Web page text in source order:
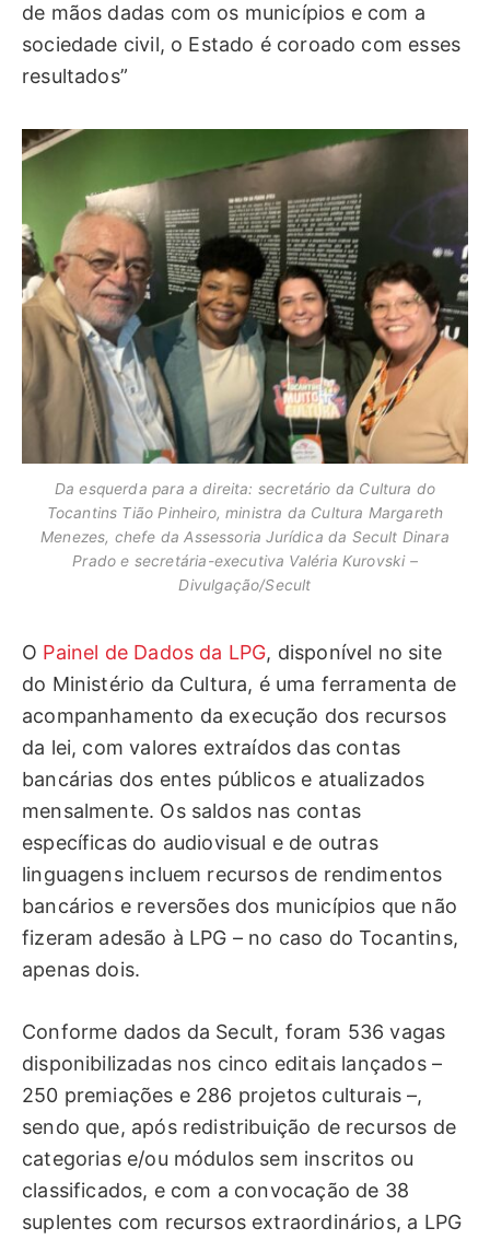
de mãos dadas com os municípios e com a
sociedade civil, o Estado é coroado com esses
resultados”
Da esquerda para a direita: secretário da Cultura do
Tocantins Tião Pinheiro, ministra da Cultura Margareth
Menezes, chefe da Assessoria Jurídica da Secult Dinara
Prado e secretária-executiva Valéria Kurovski –
Divulgação/Secult
O Painel de Dados da LPG, disponível no site
do Ministério da Cultura, é uma ferramenta de
acompanhamento da execução dos recursos
da lei, com valores extraídos das contas
bancárias dos entes públicos e atualizados
mensalmente. Os saldos nas contas
específicas do audiovisual e de outras
linguagens incluem recursos de rendimentos
bancários e reversões dos municípios que não
fizeram adesão à LPG – no caso do Tocantins,
apenas dois.
Conforme dados da Secult, foram 536 vagas
disponibilizadas nos cinco editais lançados –
250 premiações e 286 projetos culturais –,
sendo que, após redistribuição de recursos de
categorias e/ou módulos sem inscritos ou
classificados, e com a convocação de 38
suplentes com recursos extraordinários, a LPG